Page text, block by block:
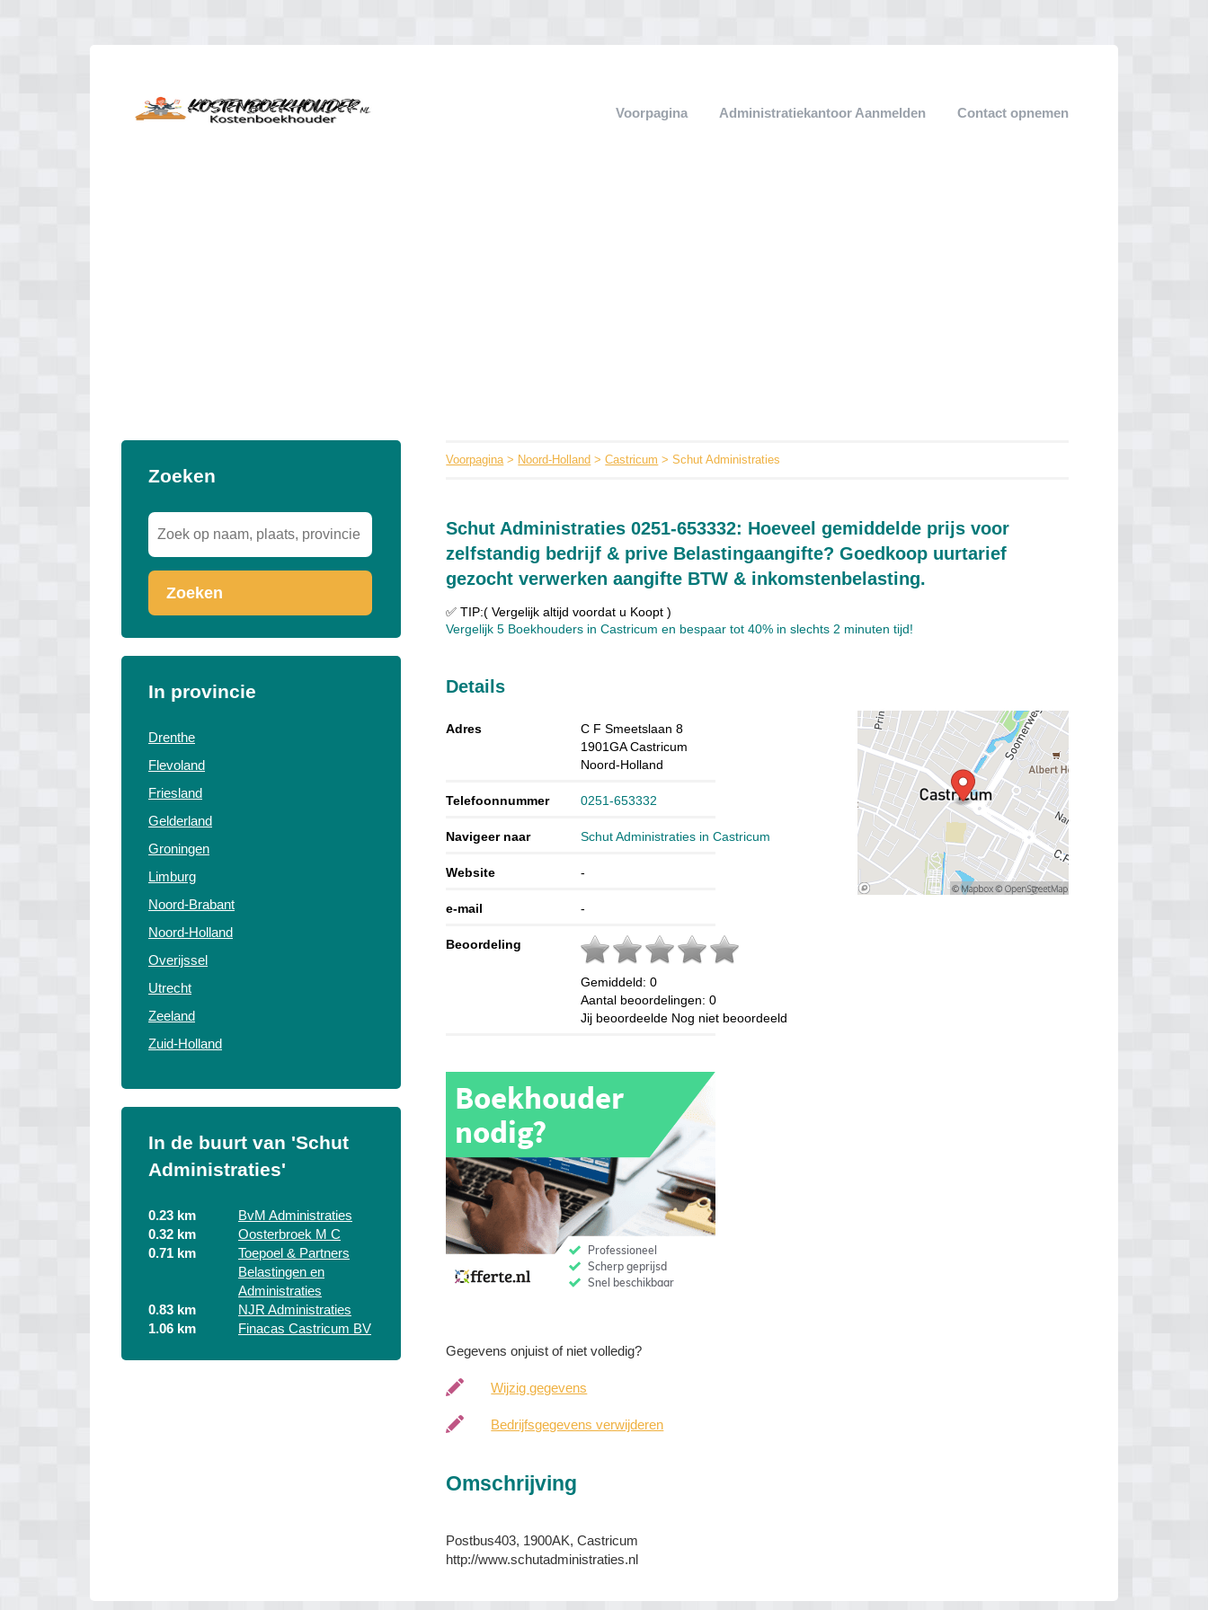
Voorpagina Administratiekantoor Aanmelden Contact opnemen
Zoeken
Zoeken
In provincie
Drenthe
Flevoland
Friesland
Gelderland
Groningen
Limburg
Noord-Brabant
Noord-Holland
Overijssel
Utrecht
Zeeland
Zuid-Holland
In de buurt van 'Schut
Administraties'
0.23 km
BvM Administraties
0.32 km
Oosterbroek M C
0.71 km
Toepoel & Partners
Belastingen en
Administraties
0.83 km
NJR Administraties
1.06 km
Finacas Castricum BV
Voorpagina> Noord-Holland >Castricum > Schut Administraties
Schut Administraties 0251-653332: Hoeveel gemiddelde prijs voor
zelfstandig bedrijf & prive Belastingaangifte? Goedkoop uurtarief
gezocht verwerken aangifte BTW & inkomstenbelasting.
✅ TIP:( Vergelijk altijd voordat u Koopt )
Vergelijk 5 Boekhouders in Castricum en bespaar tot 40% in slechts 2 minuten tijd!
Details
Adres
C F Smeetslaan 8
1901GA Castricum
Noord-Holland
Telefoonnummer 0251-653332
Navigeer naar Schut Administraties in Castricum
Website -
e-mail -
Beoordeling
Gemiddeld:0
Aantal beoordelingen:0
Jij beoordeelde Nog niet beoordeeld
Gegevens onjuist of niet volledig?
Wijzig gegevens
Bedrijfsgegevens verwijderen
Omschrijving
Postbus403, 1900AK, Castricum
http://www.schutadministraties.nl